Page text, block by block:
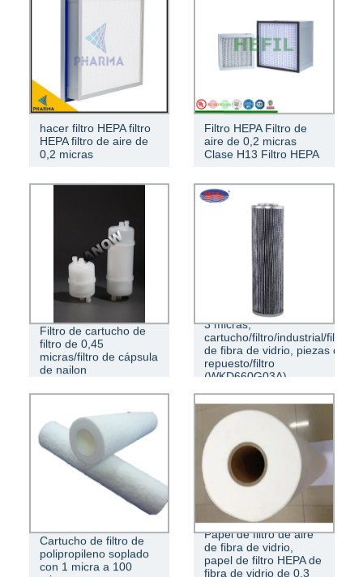
hacer filtro HEPA filtro
HEPA filtro de aire de
0,2 micras
Filtro HEPA Filtro de
aire de 0,2 micras
Clase H13 Filtro HEPA
Filtro de cartucho de
filtro de 0,45
micras/filtro de cápsula
de nailon
3 micras,
cartucho/filtro/industrial/filtro
de fibra de vidrio, piezas de
repuesto/filtro
(WKD660G03A)
Cartucho de filtro de
polipropileno soplado
con 1 micra a 100
Papel de filtro de aire
de fibra de vidrio,
papel de filtro HEPA de
fibra de vidrio de 0,3